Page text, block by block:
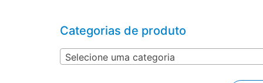
Categorias de produto
Selecione uma categoria